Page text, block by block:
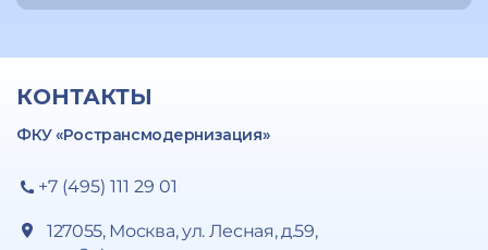
КОНТАКТЫ
ФКУ «Ространсмодернизация»
+7 (495) 111 29 01
127055, Москва, ул. Лесная, д.59,